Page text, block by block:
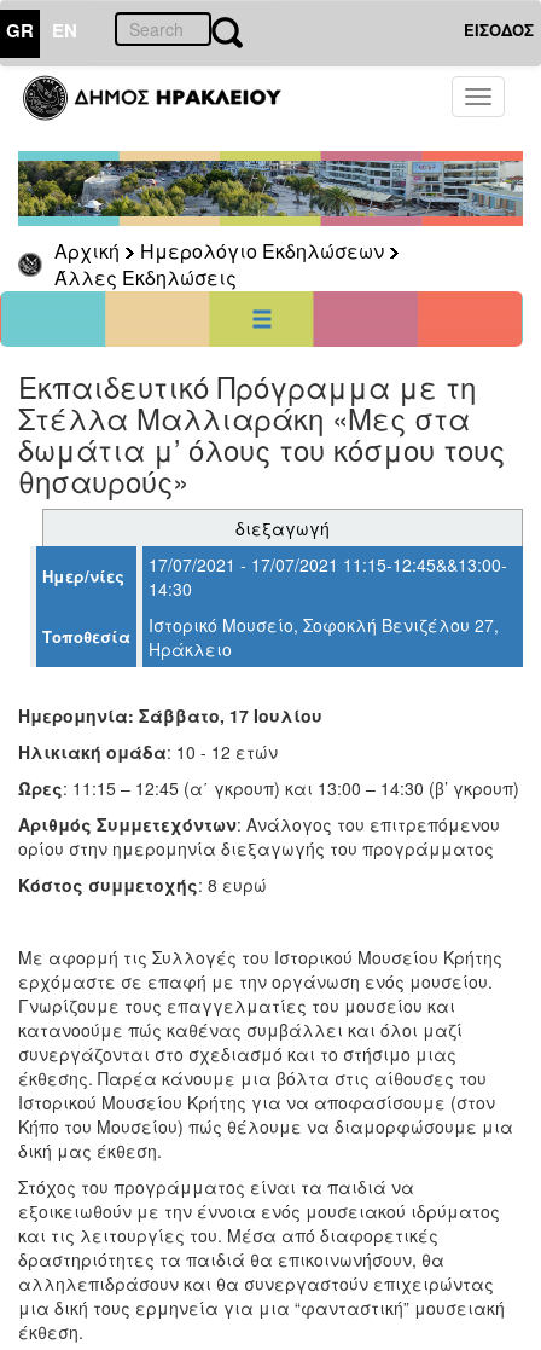
GR EN ΕΙΣΟΔΟΣ
Toggle
Αρχική
Ημερολόγιο Εκδηλώσεων
Άλλες Εκδηλώσεις
01Αύγουστος
2026
Κυρ Δευ Τρι Τετ Πεμ Παρ Σαβ
1
9 10 11 12 13 14
15
16
17 18 19 20 21
22
29
ΗΜΕΡΟΛΟΓΙΟ
ΕΚΔΗΛΩΣΕΩΝ
Άλλες
Εκδηλώσεις
ΤΟΠΟΣ
ΔΗΜΟΣ
ΠΟΛΙΤΙΣΜΟΣ
ΠΟΛΗ
Εκπαιδευτικό Πρόγραμμα με τη
Στέλλα Μαλλιαράκη «Μες στα
δωμάτια μ’ όλους του κόσμου τους
θησαυρούς»
διεξαγωγή
Ημερ/νίες
17/07/2021 - 17/07/2021 11:15-12:45&&13:00-
14:30
Τοποθεσία
Ιστορικό Μουσείο, Σοφοκλή Βενιζέλου 27,
Ηράκλειο
Ημερομηνία: Σάββατο, 17 Ιουλίου
Ηλικιακή ομάδα: 10 - 12 ετών
Ώρες: 11:15 – 12:45 (α΄ γκρουπ) και 13:00 – 14:30 (β’ γκρουπ)
Αριθμός Συμμετεχόντων: Ανάλογος του επιτρεπόμενου
ορίου στην ημερομηνία διεξαγωγής του προγράμματος
Κόστος συμμετοχής: 8 ευρώ
Με αφορμή τις Συλλογές του Ιστορικού Μουσείου Κρήτης
ερχόμαστε σε επαφή με την οργάνωση ενός μουσείου.
Γνωρίζουμε τους επαγγελματίες του μουσείου και
κατανοούμε πώς καθένας συμβάλλει και όλοι μαζί
συνεργάζονται στο σχεδιασμό και το στήσιμο μιας
έκθεσης. Παρέα κάνουμε μια βόλτα στις αίθουσες του
Ιστορικού Μουσείου Κρήτης για να αποφασίσουμε (στον
Κήπο του Μουσείου) πώς θέλουμε να διαμορφώσουμε μια
δική μας έκθεση.
Στόχος του προγράμματος είναι τα παιδιά να
εξοικειωθούν με την έννοια ενός μουσειακού ιδρύματος
και τις λειτουργίες του. Μέσα από διαφορετικές
δραστηριότητες τα παιδιά θα επικοινωνήσουν, θα
αλληλεπιδράσουν και θα συνεργαστούν επιχειρώντας
μια δική τους ερμηνεία για μια “φανταστική” μουσειακή
έκθεση.